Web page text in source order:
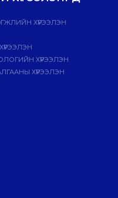
ХҮРЭЭЛЭН
ХҮРЭЭЛЭН
ХҮРЭЭЛЭН